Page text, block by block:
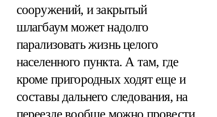
сооружений, и закрытый
шлагбаум может надолго
парализовать жизнь целого
населенного пункта. А там, где
кроме пригородных ходят еще и
составы дальнего следования, на
переезде вообще можно провести